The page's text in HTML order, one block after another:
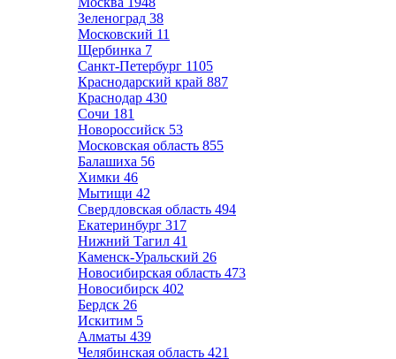
Зеленоград 38
Московский 11
Щербинка 7
Санкт-Петербург 1105
Краснодарский край 887
Краснодар 430
Сочи 181
Новороссийск 53
Московская область 855
Балашиха 56
Химки 46
Мытищи 42
Свердловская область 494
Екатеринбург 317
Нижний Тагил 41
Каменск-Уральский 26
Новосибирская область 473
Новосибирск 402
Бердск 26
Искитим 5
Алматы 439
Челябинская область 421